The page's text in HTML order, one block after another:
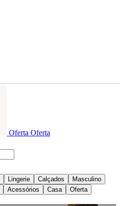
Oferta Oferta
Lingerie Calçados
Masculino
Acessórios Casa Oferta